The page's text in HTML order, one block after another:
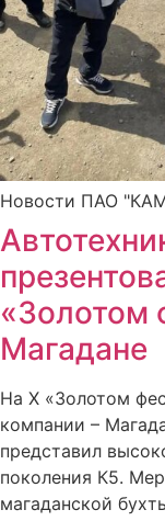
Новости ПАО
«Золотом
Магадане
На X «Золотом
компании –
представил
поколения К5.
магаданской